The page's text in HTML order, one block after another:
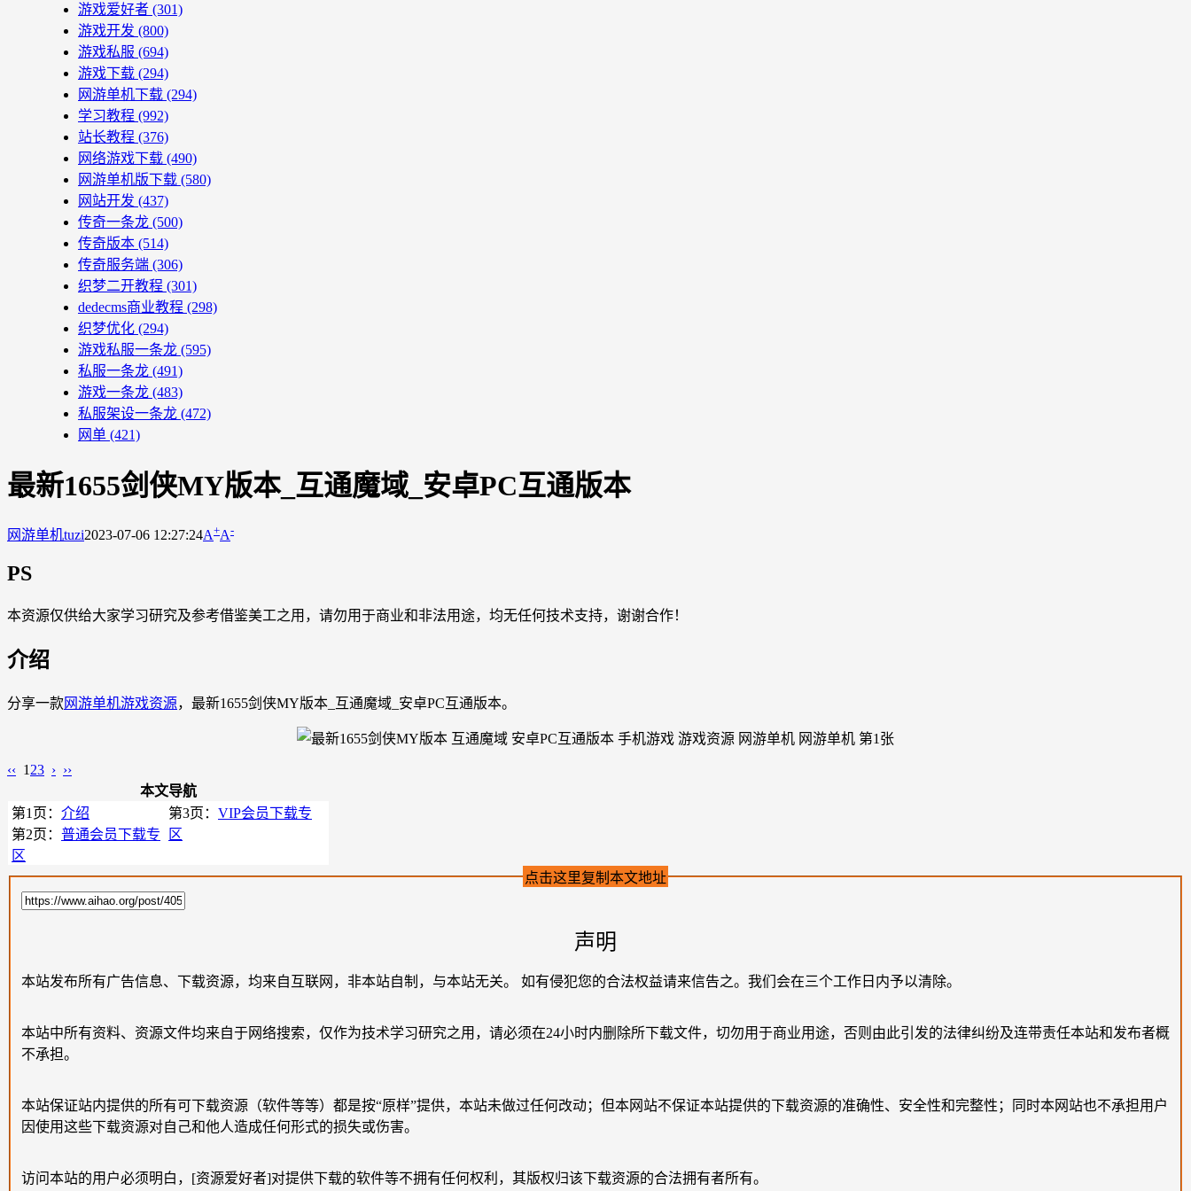
游戏爱好者 (301)
游戏开发 (800)
游戏私服 (694)
游戏下载 (294)
网游单机下载 (294)
学习教程 (992)
站长教程 (376)
网络游戏下载 (490)
网游单机版下载 (580)
网站开发 (437)
传奇一条龙 (500)
传奇版本 (514)
传奇服务端 (306)
织梦二开教程 (301)
dedecms商业教程 (298)
织梦优化 (294)
游戏私服一条龙 (595)
私服一条龙 (491)
游戏一条龙 (483)
私服架设一条龙 (472)
网单 (421)
最新1655剑侠MY版本_互通魔域_安卓PC互通版本
网游单机tuzi2023-07-06 12:27:24A+A-
PS
本资源仅供给大家学习研究及参考借鉴美工之用，请勿用于商业和非法用途，均无任何技术支持，谢谢合作！
介绍
分享一款网游单机游戏资源，最新1655剑侠MY版本_互通魔域_安卓PC互通版本。
‹‹ 1 23 › ››
本文导航
第1页： 介绍
第2页： 普通会员下载专
区
第3页： VIP会员下载专
区
点击这里复制本文地址
声明
本站发布所有广告信息、下载资源，均来自互联网，非本站自制，与本站无关。 如有侵犯您的合法权益请来信告之。我们会在三个工作日内予以清除。
本站中所有资料、资源文件均来自于网络搜索，仅作为技术学习研究之用，请必须在24小时内删除所下载文件，切勿用于商业用途，否则由此引发的法律纠纷及连带责任本站和发布者概
不承担。
本站保证站内提供的所有可下载资源（软件等等）都是按“原样”提供，本站未做过任何改动；但本网站不保证本站提供的下载资源的准确性、安全性和完整性；同时本网站也不承担用户
因使用这些下载资源对自己和他人造成任何形式的损失或伤害。
访问本站的用户必须明白，[资源爱好者]对提供下载的软件等不拥有任何权利，其版权归该下载资源的合法拥有者所有。